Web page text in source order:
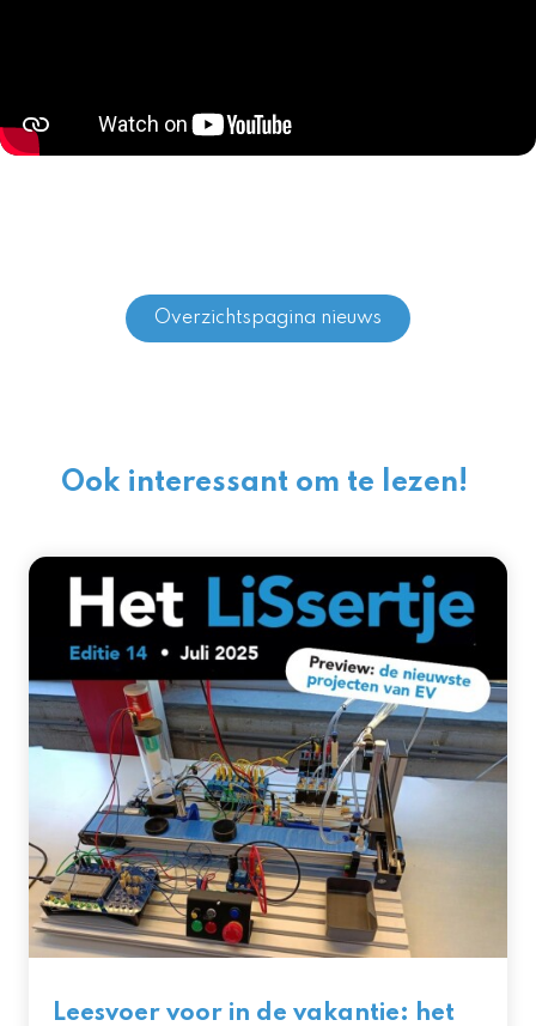
Overzichtspagina nieuws
Ook interessant om te lezen!
Leesvoer voor in de vakantie: het